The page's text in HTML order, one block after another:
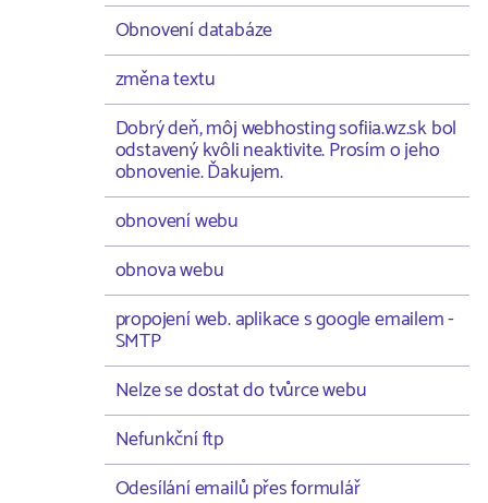
Obnovení databáze
změna textu
Dobrý deň, môj webhosting sofiia.wz.sk bol
odstavený kvôli neaktivite. Prosím o jeho
obnovenie. Ďakujem.
obnovení webu
obnova webu
propojení web. aplikace s google emailem -
SMTP
Nelze se dostat do tvůrce webu
Nefunkční ftp
Odesílání emailů přes formulář